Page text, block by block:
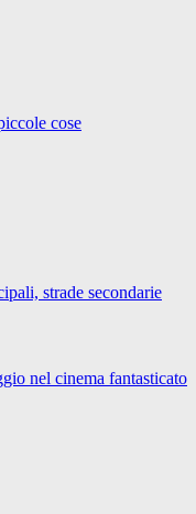
cose
strade secondarie
nel cinema fantasticato